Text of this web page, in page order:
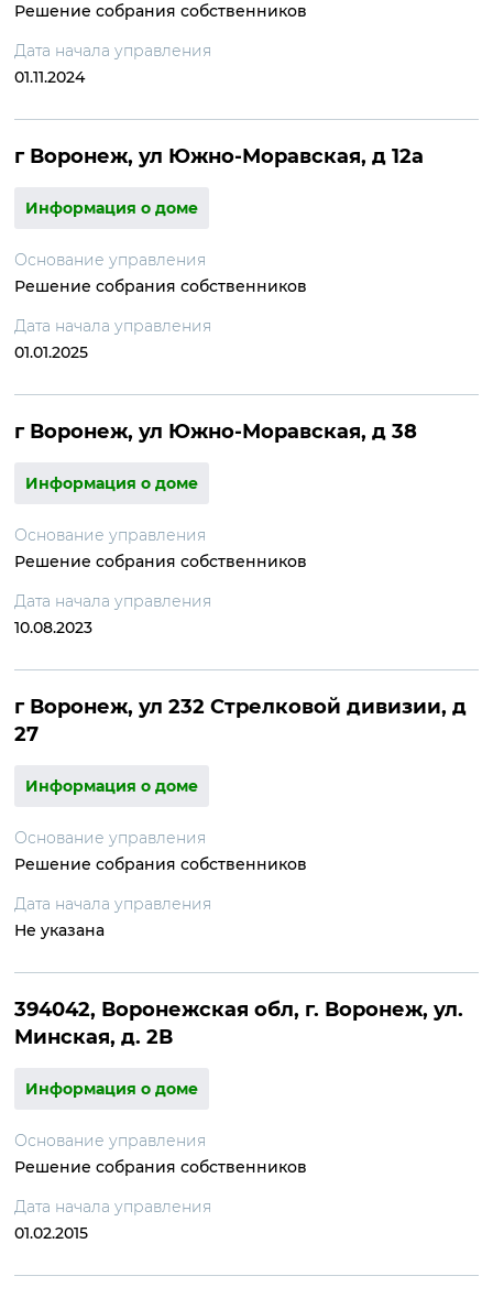
Решение собрания собственников
Дата начала управления
01.11.2024
г Воронеж, ул Южно-Моравская, д 12а
Информация о доме
Основание управления
Решение собрания собственников
Дата начала управления
01.01.2025
г Воронеж, ул Южно-Моравская, д 38
Информация о доме
Основание управления
Решение собрания собственников
Дата начала управления
10.08.2023
г Воронеж, ул 232 Стрелковой дивизии, д
27
Информация о доме
Основание управления
Решение собрания собственников
Дата начала управления
Не указана
394042, Воронежская обл, г. Воронеж, ул.
Минская, д. 2В
Информация о доме
Основание управления
Решение собрания собственников
Дата начала управления
01.02.2015